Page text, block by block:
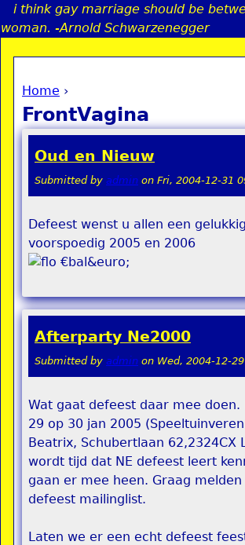
Jump to navigation
i think gay marriage should be
woman. -Arnold Schwarzenegger
You are here
Home ›
FrontVagina
Oud en Nieuw
Submitted by admin on Fri, 2004-12-31
Defeest wenst u allen een
voorspoedig 2005 en 2006
€bal&euro;
Afterparty Ne2000
Submitted by admin on Wed, 2004-12-
Wat gaat defeest daar mee doen.
29 op 30 jan 2005
Beatrix, Schubertlaan 62,2324CX
wordt tijd dat NE defeest leert
gaan er mee heen. Graag
defeest mailinglist.
Laten we er een echt defeest